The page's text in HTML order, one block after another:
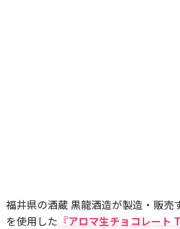
福井県の酒蔵 黒龍酒造が製造・販売
を使用した 『アロマ生チョコレート